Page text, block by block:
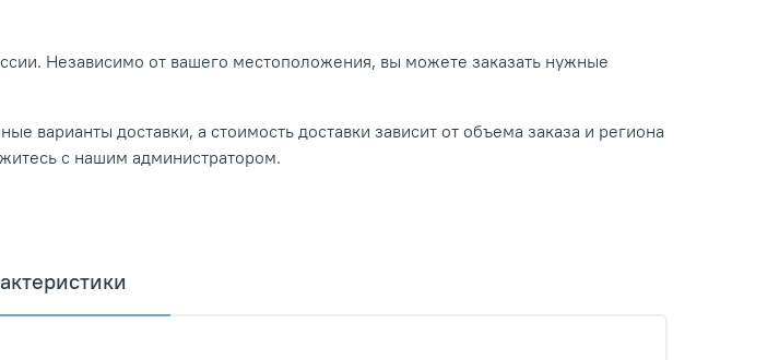
Независимо от вашего местоположения, вы можете заказать нужные
варианты доставки, а стоимость доставки зависит от объема заказа и региона
с нашим администратором.